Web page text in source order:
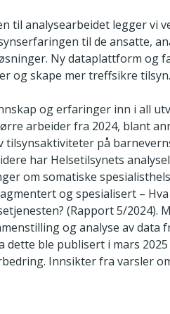
til analysearbeidet legger vi
til de ansatte,
Ny dataplattform og
og skape mer treffsikre tilsyn.
og erfaringer inn i all
arbeider fra 2024, blant
tilsynsaktiviteter på
har Helsetilsynets
om somatiske
og spesialisert –
(Rapport 5/
og analyse av
dette ble publisert i mars
Innsikter fra varsler